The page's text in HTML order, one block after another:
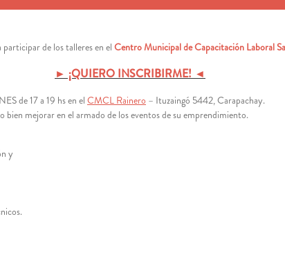
de los talleres en el Centro Municipal de Capacitación Laboral
► ¡QUIERO INSCRIBIRME! ◄
de 17 a 19 hs en el CMCL Rainero – Ituzaingó 5442, Carapachay.
bien mejorar en el armado de los eventos de su emprendimiento.
y